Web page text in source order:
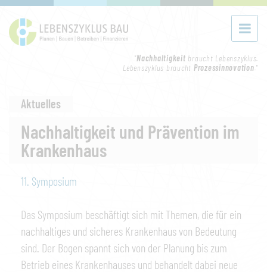
"Nachhaltigkeit braucht Lebenszyklus.
Lebenszyklus braucht Prozessinnovation."
Aktuelles
Nachhaltigkeit und Prävention im
Krankenhaus
11. Symposium
Das Symposium beschäftigt sich mit Themen, die für ein
nachhaltiges und sicheres Krankenhaus von Bedeutung
sind. Der Bogen spannt sich von der Planung bis zum
Betrieb eines Krankenhauses und behandelt da­bei neue